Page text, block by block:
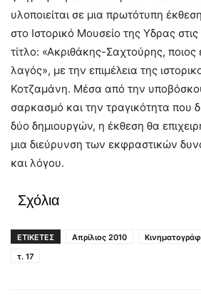
υλοποιείται σε μια πρωτότυπη
στο Ιστορικό Μουσείο της Υδρας
τίτλο: «Ακριθάκης-Σαχτούρης, ποιος
λαγός», με την επιμέλεια της
Κοτζαμάνη. Μέσα από την
σαρκασμό και την τραγικότητα που
δύο δημιουργών, η έκθεση θα
μια διεύρυνση των εκφραστικών
και λόγου.
Σχόλια
ΕΤΙΚΕΤΕΣ Απρίλιος 2010
τ. 17